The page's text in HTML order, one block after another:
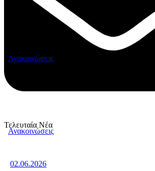
Τελευταία Νέα
Ανακοινώσεις
02.06.2026
Ανακοινώσεις